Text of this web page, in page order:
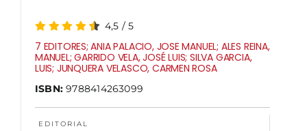
4,5 /5
7 EDITORES; ANIA PALACIO, JOSE MANUEL; ALES REINA,
MANUEL; GARRIDO VELA, JOSÉ LUIS; SILVA GARCIA,
LUIS; JUNQUERA VELASCO, CARMEN ROSA
ISBN:9788414263099
EDITORIAL